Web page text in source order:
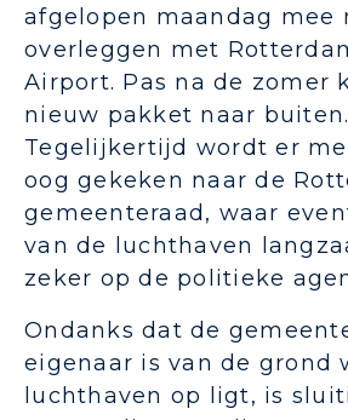
afgelopen maandag mee
overleggen met
Airport. Pas na de zomer
nieuw pakket naar buiten.
Tegelijkertijd wordt er
oog gekeken naar de
gemeenteraad, waar
van de luchthaven
zeker op de politieke
Ondanks dat de
eigenaar is van de grond
luchthaven op ligt, is